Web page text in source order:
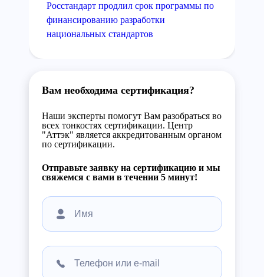
Росстандарт продлил срок программы по
финансированию разработки
национальных стандартов
Вам необходима сертификация?
Наши эксперты помогут Вам разобраться во
всех тонкостях сертификации. Центр
"Аттэк" является аккредитованным органом
по сертификации.
Отправьте заявку на сертификацию и мы
свяжемся с вами в течении 5 минут!